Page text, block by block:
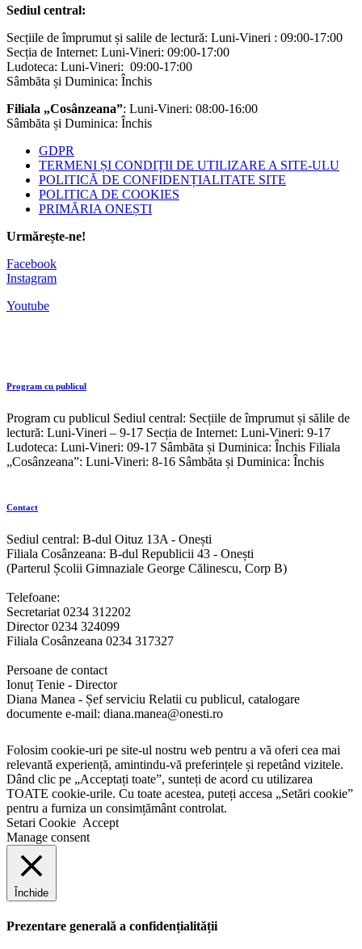
Sediul central:
Secțiile de împrumut și salile de lectură: Luni-Vineri : 09:00-17:00
Secția de Internet: Luni-Vineri: 09:00-17:00
Ludoteca: Luni-Vineri: 09:00-17:00
Sâmbăta și Duminica: Închis
Filiala „Cosânzeana”: Luni-Vineri: 08:00-16:00
Sâmbăta și Duminica: Închis
GDPR
TERMENI ȘI CONDIȚII DE UTILIZARE A SITE-ULU
POLITICĂ DE CONFIDENȚIALITATE SITE
POLITICA DE COOKIES
PRIMĂRIA ONEȘTI
Urmărește-ne!
Facebook
Instagram
Youtube
Program cu publicul
Program cu publicul Sediul central: Secțiile de împrumut și sălile de
lectură: Luni-Vineri – 9-17 Secția de Internet: Luni-Vineri: 9-17
Ludoteca: Luni-Vineri: 09-17 Sâmbăta și Duminica: Închis Filiala
„Cosânzeana”: Luni-Vineri: 8-16 Sâmbăta și Duminica: Închis
Contact
Sediul central: B-dul Oituz 13A - Onești
Filiala Cosânzeana: B-dul Republicii 43 - Onești
(Parterul Școlii Gimnaziale George Călinescu, Corp B)
Telefoane:
Secretariat 0234 312202
Director 0234 324099
Filiala Cosânzeana 0234 317327
Persoane de contact
Ionuț Tenie - Director
Diana Manea - Șef serviciu Relatii cu publicul, catalogare
documente e-mail: diana.manea@onesti.ro
Folosim cookie-uri pe site-ul nostru web pentru a vă oferi cea mai
relevantă experiență, amintindu-vă preferințele și repetând vizitele.
Dând clic pe „Acceptați toate”, sunteți de acord cu utilizarea
TOATE cookie-urile. Cu toate acestea, puteți accesa „Setări cookie”
pentru a furniza un consimțământ controlat.
Setari Cookie Accept
Manage consent
Închide
Prezentare generală a confidențialității